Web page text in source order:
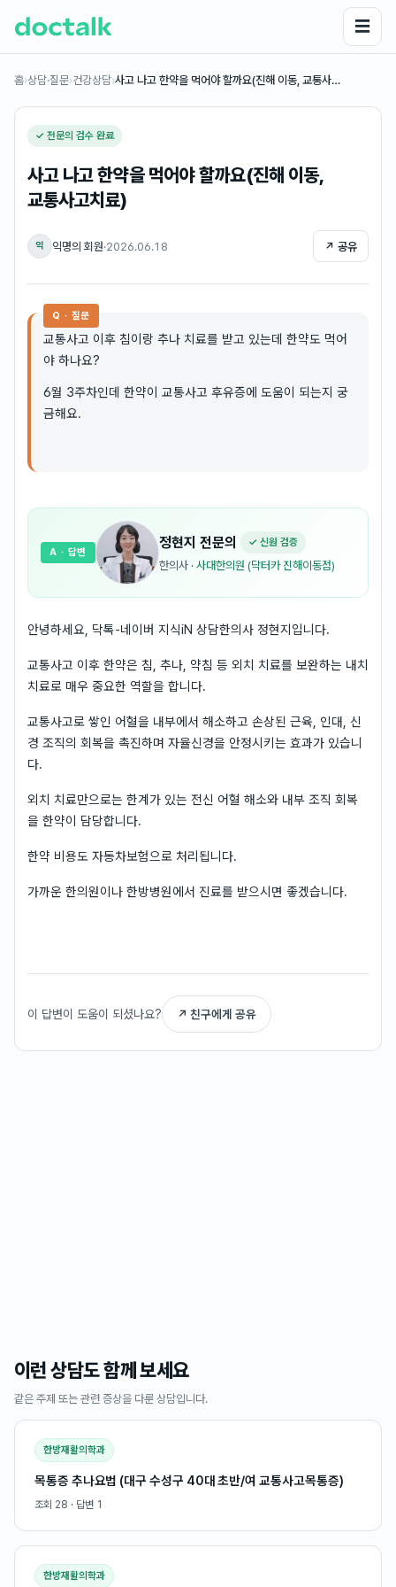
☰
홈›상담·질문›건강상담›사고 나고 한약을 먹어야 할까요(진해 이동, 교통사…
✓ 전문의 검수 완료
사고 나고 한약을 먹어야 할까요(진해 이동,
교통사고치료)
익 익명의 회원·2026.06.18 ↗ 공유
Q · 질문
교통사고 이후 침이랑 추나 치료를 받고 있는데 한약도 먹어
야 하나요?
6월 3주차인데 한약이 교통사고 후유증에 도움이 되는지 궁
금해요.
정현지 전문의 ✓ 신원 검증
한의사 · 사대한의원 (닥터카 진해이동점)
A · 답변
안녕하세요, 닥톡-네이버 지식iN 상담한의사 정현지입니다.
교통사고 이후 한약은 침, 추나, 약침 등 외치 치료를 보완하는 내치
치료로 매우 중요한 역할을 합니다.
교통사고로 쌓인 어혈을 내부에서 해소하고 손상된 근육, 인대, 신
경 조직의 회복을 촉진하며 자율신경을 안정시키는 효과가 있습니
다.
외치 치료만으로는 한계가 있는 전신 어혈 해소와 내부 조직 회복
을 한약이 담당합니다.
한약 비용도 자동차보험으로 처리됩니다.
가까운 한의원이나 한방병원에서 진료를 받으시면 좋겠습니다.
이 답변이 도움이 되셨나요? ↗ 친구에게 공유
이런 상담도 함께 보세요
같은 주제 또는 관련 증상을 다룬 상담입니다.
한방재활의학과
목통증 추나요법 (대구 수성구 40대 초반/여 교통사고목통증)
조회 28 · 답변 1
한방재활의학과